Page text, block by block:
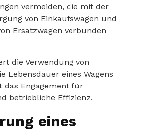
vermeiden, die mit der
von Einkaufswagen und
Ersatzwagen verbunden
die Verwendung von
Lebensdauer eines Wagens
das Engagement für
betriebliche Effizienz.
eines